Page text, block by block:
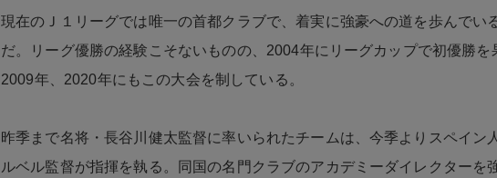
現在のＪ１リーグでは唯一の首都クラブで、着実に強豪への道を歩んでい
だ。リーグ優勝の経験こそないものの、2004年にリーグカップで初優勝を
2009年、2020年にもこの大会を制している。
昨季まで名将・長谷川健太監督に率いられたチームは、今季よりスペイン
ルベル監督が指揮を執る。同国の名門クラブのアカデミーダイレクターを